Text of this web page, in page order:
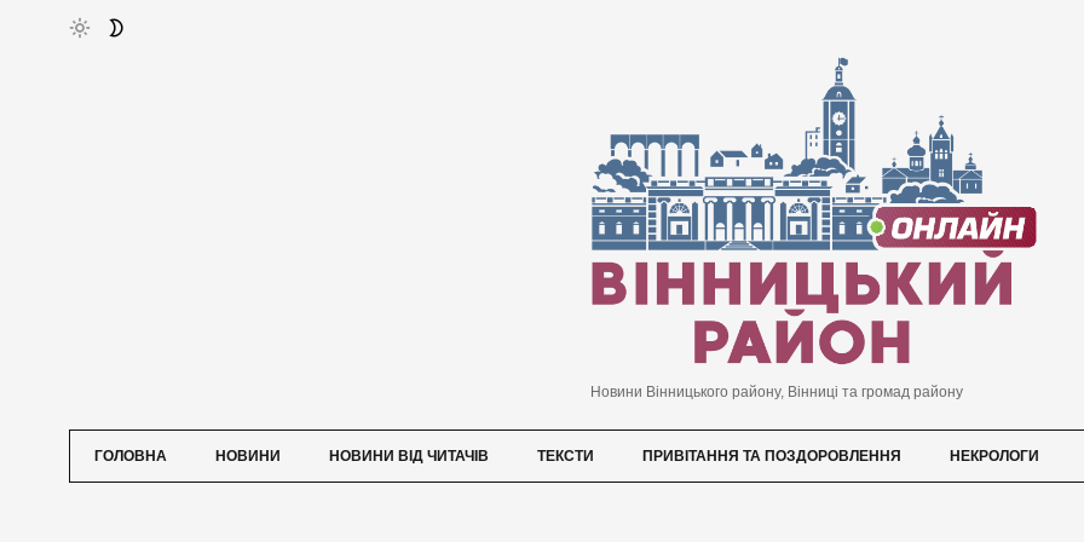
Новини Вінницького району, Вінниці та громад району
ГОЛОВНА НОВИНИ НОВИНИ ВІД ЧИТАЧІВ ТЕКСТИ ПРИВІТАННЯ ТА ПОЗДОРОВЛЕННЯ НЕКРОЛОГИ